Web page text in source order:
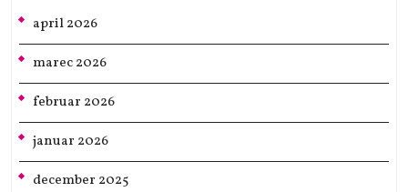
april 2026
marec 2026
februar 2026
januar 2026
december 2025